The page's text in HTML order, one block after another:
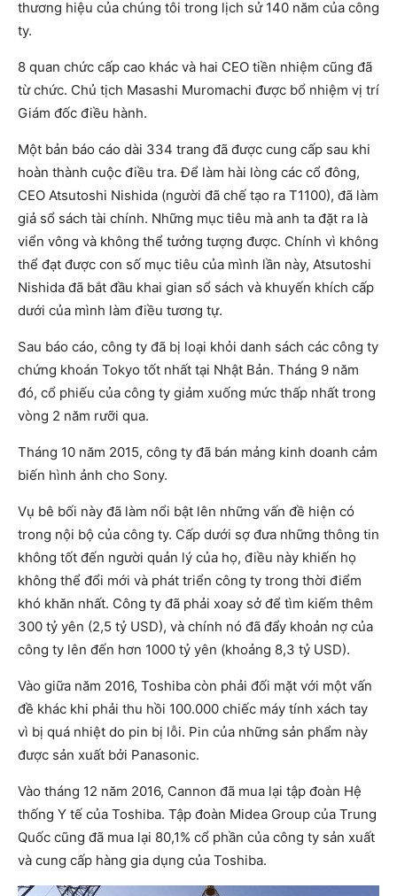
thương hiệu của chúng tôi trong lịch sử 140 năm của công
ty.
8 quan chức cấp cao khác và hai CEO tiền nhiệm cũng đã
từ chức. Chủ tịch Masashi Muromachi được bổ nhiệm vị trí
Giám đốc điều hành.
Một bản báo cáo dài 334 trang đã được cung cấp sau khi
hoàn thành cuộc điều tra. Để làm hài lòng các cổ đông,
CEO Atsutoshi Nishida (người đã chế tạo ra T1100), đã làm
giả sổ sách tài chính. Những mục tiêu mà anh ta đặt ra là
viển vông và không thể tưởng tượng được. Chính vì không
thể đạt được con số mục tiêu của mình lần này, Atsutoshi
Nishida đã bắt đầu khai gian sổ sách và khuyến khích cấp
dưới của mình làm điều tương tự.
Sau báo cáo, công ty đã bị loại khỏi danh sách các công ty
chứng khoán Tokyo tốt nhất tại Nhật Bản. Tháng 9 năm
đó, cổ phiếu của công ty giảm xuống mức thấp nhất trong
vòng 2 năm rưỡi qua.
Tháng 10 năm 2015, công ty đã bán mảng kinh doanh cảm
biến hình ảnh cho Sony.
Vụ bê bối này đã làm nổi bật lên những vấn đề hiện có
trong nội bộ của công ty. Cấp dưới sợ đưa những thông tin
không tốt đến người quản lý của họ, điều này khiến họ
không thể đổi mới và phát triển công ty trong thời điểm
khó khăn nhất. Công ty đã phải xoay sở để tìm kiếm thêm
300 tỷ yên (2,5 tỷ USD), và chính nó đã đẩy khoản nợ của
công ty lên đến hơn 1000 tỷ yên (khoảng 8,3 tỷ USD).
Vào giữa năm 2016, Toshiba còn phải đối mặt với một vấn
đề khác khi phải thu hồi 100.000 chiếc máy tính xách tay
vì bị quá nhiệt do pin bị lỗi. Pin của những sản phẩm này
được sản xuất bởi Panasonic.
Vào tháng 12 năm 2016, Cannon đã mua lại tập đoàn Hệ
thống Y tế của Toshiba. Tập đoàn Midea Group của Trung
Quốc cũng đã mua lại 80,1% cổ phần của công ty sản xuất
và cung cấp hàng gia dụng của Toshiba.